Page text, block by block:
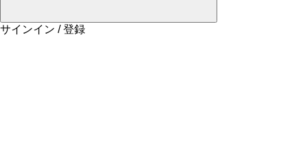
サインイン / 登録